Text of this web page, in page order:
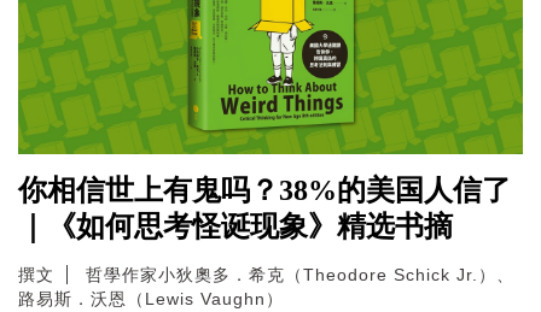
你相信世上有鬼吗？38%的美国人信了
｜《如何思考怪诞现象》精选书摘
撰文
哲學作家小狄奧多．希克（Theodore Schick Jr.）、
路易斯．沃恩（Lewis Vaughn）